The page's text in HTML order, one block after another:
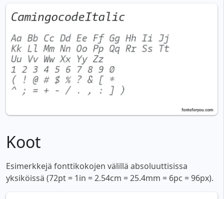
Koot
Esimerkkejä fonttikokojen välillä absoluuttisissa
yksiköissä (72pt = 1in = 2.54cm = 25.4mm = 6pc = 96px).